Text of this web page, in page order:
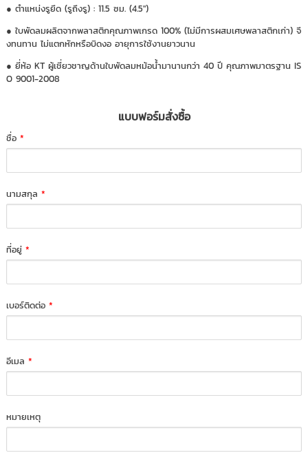
● ตำแหน่งรูยึด (รูถึงรู) : 11.5 ซม. (4.5")
● ใบพัดลมผลิตจากพลาสติกคุณภาพเกรด 100% (ไม่มีการผสมเศษพลาสติกเก่า) จึ
งทนทาน ไม่แตกหักหรือบิดงอ อายุการใช้งานยาวนาน
● ยี่ห้อ KT ผู้เชี่ยวชาญด้านใบพัดลมหม้อน้ำมานานกว่า 40 ปี คุณภาพมาตรฐาน IS
O 9001-2008
แบบฟอร์มสั่งซื้อ
ชื่อ*
นามสกุล*
ที่อยู่*
เบอร์ติดต่อ*
อีเมล*
หมายเหตุ